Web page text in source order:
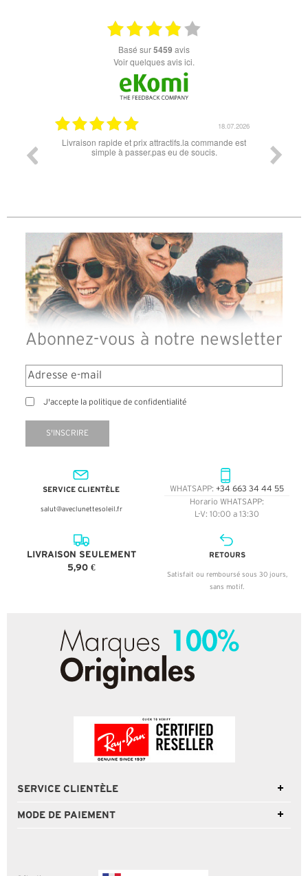
basé sur5459 avis
Voir quelques avis ici.
18.07.2026
Livraison rapide et prix attractifs.la commande est
simple à passer.pas eu de soucis.
Abonnez-vous à notre newsletter
J'accepte la politique de confidentialité
S'INSCRIRE
SERVICE CLIENTÈLE
salut@aveclunettesoleil.fr
WHATSAPP: +34 663 34 44 55
Horario WHATSAPP:
L-V: 10:00 a 13:30
LIVRAISON SEULEMENT
5,90 €
RETOURS
Satisfait ou remboursé sous 30 jours,
sans motif.
SERVICE CLIENTÈLE
MODE DE PAIEMENT